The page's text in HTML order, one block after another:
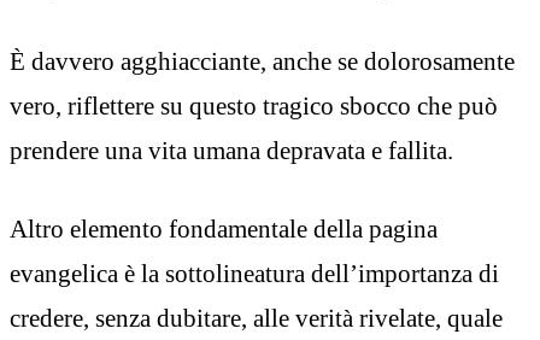
È davvero agghiacciante, anche se dolorosamente
vero, riflettere su questo tragico sbocco che può
prendere una vita umana depravata e fallita.
Altro elemento fondamentale della pagina
evangelica è la sottolineatura dell’importanza di
credere, senza dubitare, alle verità rivelate, quale